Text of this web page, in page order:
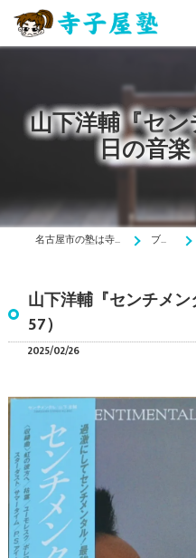
山下洋輔『セ
日の音
名古屋市の塾は寺子屋塾 ブログ
山下洋輔『センチメ
57）
2025/02/26